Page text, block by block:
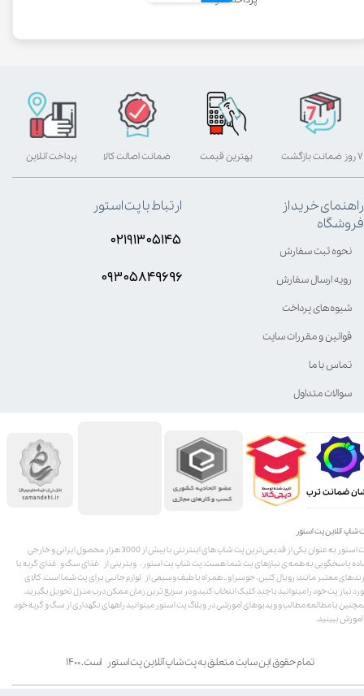
شاپ آنلاین پت استور
پت استور به عنوان یکی از قدیمی‌ترین پت شاپ های اینترنتی با بیش از 3000 هزار محصول ایرانی و خارجی
پاسخگویی به همه ی نیازهای پت شما هست. پت شاپ پت استور، ویترینی از غذای سگ و غذای گربه با
معتبر مانند: رویال کنین، جوسرا و .. همراه با طیف وسیعی از لوازم جانبی برای پت شما است. کالای
نیاز پت خود را میتوانید با چند کلیک انتخاب کنید و در سریع ترین زمان ممکن درب منزل تحویل بگیرید.
با مطالعه مطالب و ویدیوهای آموزشی در وبلاگ پت استور میتوانید راههای نگهداری از سگ و گربه خود
آموزش ببینید.
تمام حقوق این سایت متعلق به پت شاپ آنلاین پت استور است. ۱۴۰۰
ضمانت ترب
بهترین قیمت پرداخت آنلاین ۷ روز ضمانت بازگشت ضمانت اصالت کالا
راهنمای خرید از
فروشگاه
نحوه ثبت سفارش
رویه ارسال سفارش
شیوه‌های پرداخت
قوانین و مقررات سایت
تماس با ما
سوالات متداول
ارتباط با پت استور
۰۲۱۹۱۳۰۵۱۴۵
۰۹۳۰۵8۴9696